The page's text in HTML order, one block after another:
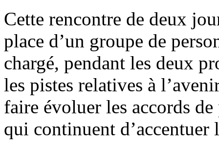
Cette rencontre de deux
place d’un groupe de
chargé, pendant les deux
les pistes relatives à
faire évoluer les accords
qui continuent d’accentuer